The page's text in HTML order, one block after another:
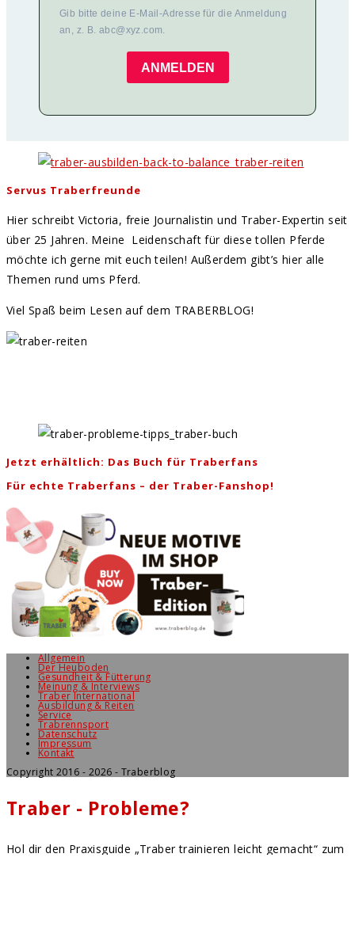
Gib bitte deine E-Mail-Adresse für die Anmeldung
an, z. B. abc@xyz.com.
ANMELDEN
Servus Traberfreunde
Hier schreibt Victoria, freie Journalistin und Traber-Expertin seit
über 25 Jahren. Meine Leidenschaft für diese tollen Pferde
möchte ich gerne mit euch teilen! Außerdem gibt’s hier alle
Themen rund ums Pferd.
Viel Spaß beim Lesen auf dem TRABERBLOG!
Jetzt erhältlich: Das Buch für Traberfans
Für echte Traberfans – der Traber-Fanshop!
Allgemein
Der Heuboden
Gesundheit & Fütterung
Meinung & Interviews
Traber International
Ausbildung & Reiten
Service
Trabrennsport
Datenschutz
Impressum
Kontakt
Copyright 2016 - 2026 - Traberblog
Traber - Probleme?
Hol dir den Praxisguide „Traber trainieren leicht gemacht“ zum